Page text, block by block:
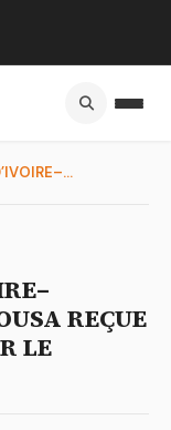
DIPLOMATIE CÔTE D’IVOIRE–PORTUGAL : MARIA DE SOUSA REÇUE EN ...
REÇUE
LE